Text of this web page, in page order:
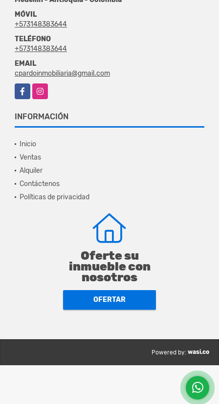
MÓVIL
+573148383644
TELÉFONO
+573148383644
EMAIL
cpardoinmobiliaria@gmail.com
FacebookInstagram
INFORMACIÓN
Inicio
Ventas
Alquiler
Contáctenos
Políticas de privacidad
Oferte su
inmueble con
nosotros
OFERTAR
Powered by: wasi.co